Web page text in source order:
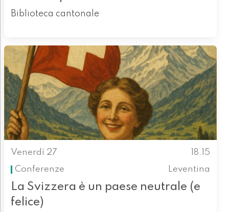
Biblioteca cantonale
Venerdì 27
18.15
Conferenze
Leventina
La Svizzera è un paese neutrale (e
felice)